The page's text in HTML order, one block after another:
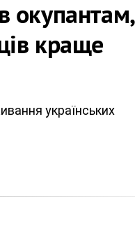
окупантам,
краще
українських